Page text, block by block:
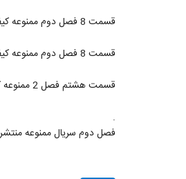
قسمت 8 فصل دوم ممنوعه کیفیت 720 :::
قسمت 8 فصل دوم ممنوعه کیفیت 1080 :::
قسمت هشتم فصل 2 ممنوعه کیفیت فور کی :::
.
فصل دوم سریال ممنوعه